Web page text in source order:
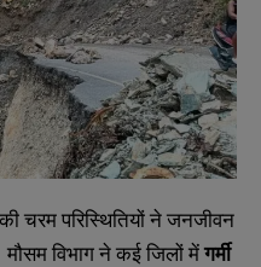
की चरम परिस्थितियों ने जनजीवन
मौसम विभाग ने कई जिलों में गर्मी